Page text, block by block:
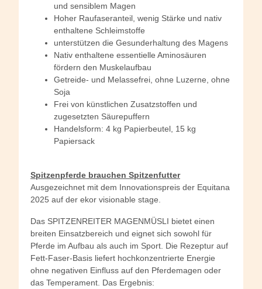
und sensiblem Magen
Hoher Raufaseranteil, wenig Stärke und nativ
enthaltene Schleimstoffe
unterstützen die Gesunderhaltung des Magens
Nativ enthaltene essentielle Aminosäuren
fördern den Muskelaufbau
Getreide- und Melassefrei, ohne Luzerne, ohne
Soja
Frei von künstlichen Zusatzstoffen und
zugesetzten Säurepuffern
Handelsform: 4 kg Papierbeutel, 15 kg
Papiersack
Spitzenpferde brauchen Spitzenfutter
Ausgezeichnet mit dem Innovationspreis der Equitana
2025 auf der ekor visionable stage.
Das SPITZENREITER MAGENMÜSLI bietet einen
breiten Einsatzbereich und eignet sich sowohl für
Pferde im Aufbau als auch im Sport. Die Rezeptur auf
Fett-Faser-Basis liefert hochkonzentrierte Energie
ohne negativen Einfluss auf den Pferdemagen oder
das Temperament. Das Ergebnis: